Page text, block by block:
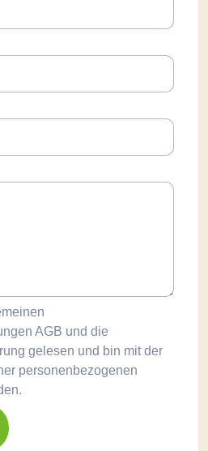
AGB und die
gelesen und bin mit der
personenbezogenen